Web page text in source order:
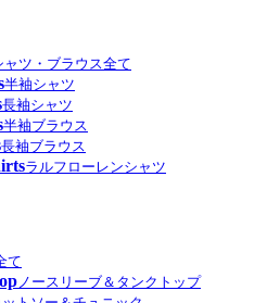
ャツ・ブラウス全て
半袖シャツ
長袖シャツ
半袖ブラウス
長袖ブラウス
ラルフローレンシャツ
て
ノースリーブ＆タンクトップ